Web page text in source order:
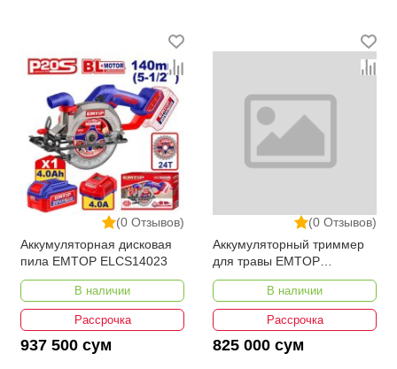
(0 Отзывов)
Аккумуляторная дисковая
пила EMTOP ELCS14023
В наличии
Рассрочка
937 500 сум
(0 Отзывов)
Аккумуляторный триммер
для травы EMTOP
ELGT203285
В наличии
Рассрочка
825 000 сум